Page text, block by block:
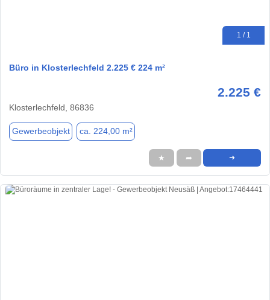
1 / 1
Büro in Klosterlechfeld 2.225 € 224 m²
2.225 €
Klosterlechfeld, 86836
Gewerbeobjekt ca. 224,00 m²
★ ➦ ➜